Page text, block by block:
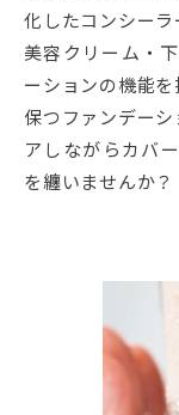
化したコンシーラ
美容クリーム・
ーションの機能
保つファンデー
アしながらカバ
を纏いませんか？